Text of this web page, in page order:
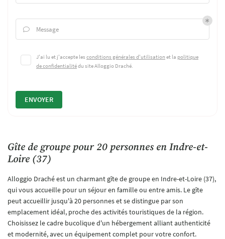
 Message
J'ai lu et j'accepte les conditions générales d'utilisation et la politique
de confidentialitédu siteAlloggio Draché.
ENVOYER
Gîte de groupe pour 20 personnes en Indre-et-
Loire (37)
Alloggio Draché est un charmant gîte de groupe en Indre-et-Loire (37),
qui vous accueille pour un séjour en famille ou entre amis. Le gîte
peut accueillir jusqu'à 20 personnes et se distingue par son
emplacement idéal, proche des activités touristiques de la région.
Choisissez le cadre bucolique d'un hébergement alliant authenticité
et modernité, avec un équipement complet pour votre confort.